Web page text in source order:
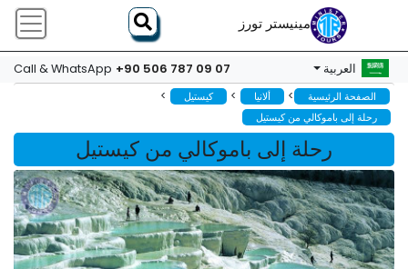
مينيستر تورز
العربية Call & WhatsApp +90 506 787 09 07
الصفحة الرئيسية > ألانيا > كيستيل >
رحلة إلى باموكالي من كيستيل
رحلة إلى باموكالي من كيستيل